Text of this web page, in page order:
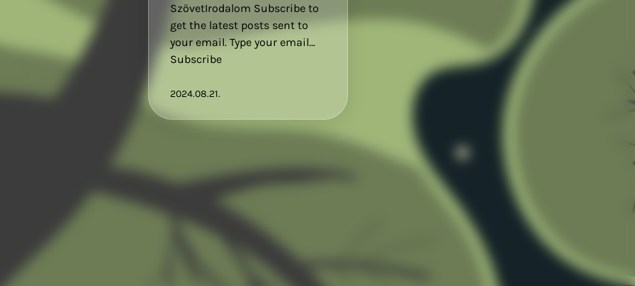
SzövetIrodalom Subscribe to
get the latest posts sent to
your email. Type your email…
Subscribe
2024.08.21.